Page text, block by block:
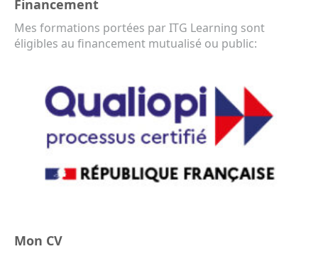
Financement
Mes formations portées par ITG Learning sont
éligibles au financement mutualisé ou public:
Mon CV